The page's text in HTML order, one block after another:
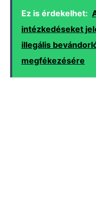
Ez is érdekelhet:
intézkedéseket
illegális
megfékezésére